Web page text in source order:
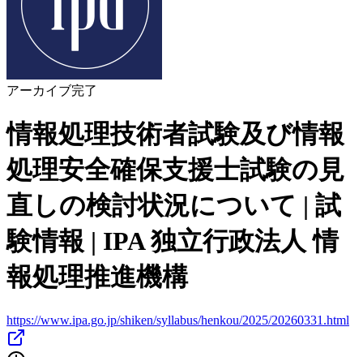
アーカイブ完了
情報処理技術者試験及び情報
処理安全確保支援士試験の見
直しの検討状況について | 試
験情報 | IPA 独立行政法人 情
報処理推進機構
https://www.ipa.go.jp/shiken/syllabus/henkou/2025/20260331.html